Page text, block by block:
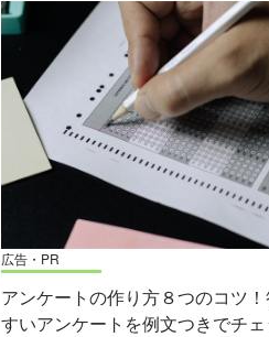
広告・PR
アンケートの作り方８つのコツ
すいアンケートを例文つきでチェ